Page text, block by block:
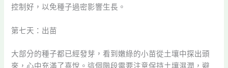
控制好，以免種子過密影響生長。
第七天：出苗
大部分的種子都已經發芽，看到嫩綠的小苗從土壤中探出頭
來，心中充滿了喜悅。這個階段需要注意保持土壤濕潤，避